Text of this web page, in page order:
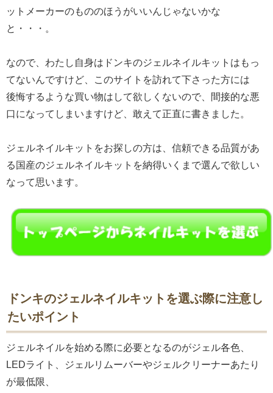
ットメーカーのもののほうがいいんじゃないかな
と・・・。
なので、わたし自身はドンキのジェルネイルキットはもっ
てないんですけど、このサイトを訪れて下さった方には
後悔するような買い物はして欲しくないので、間接的な悪
口になってしまいますけど、敢えて正直に書きました。
ジェルネイルキットをお探しの方は、信頼できる品質があ
る国産のジェルネイルキットを納得いくまで選んで欲しい
なって思います。
ドンキのジェルネイルキットを選ぶ際に注意し
たいポイント
ジェルネイルを始める際に必要となるのがジェル各色、
LEDライト、ジェルリムーバーやジェルクリーナーあたり
が最低限、